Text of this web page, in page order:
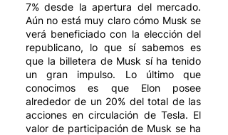
7% desde la apertura del mercado.
Aún no está muy claro cómo Musk se
verá beneficiado con la elección del
republicano, lo que sí sabemos es
que la billetera de Musk sí ha tenido
un gran impulso. Lo último que
conocimos es que Elon posee
alrededor de un 20% del total de las
acciones en circulación de Tesla. El
valor de participación de Musk se ha